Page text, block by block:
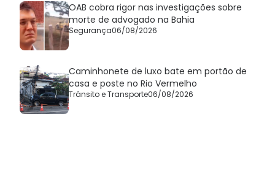
OAB cobra rigor nas investigações sobre
morte de advogado na Bahia
Segurança06/08/2026
Caminhonete de luxo bate em portão de
casa e poste no Rio Vermelho
Trânsito e Transporte06/08/2026